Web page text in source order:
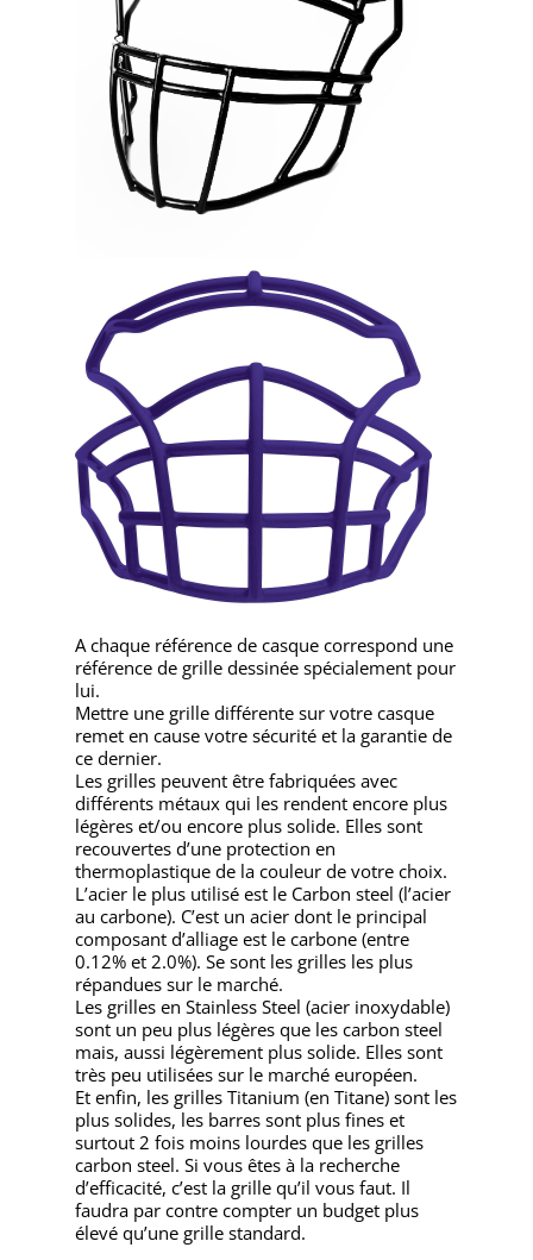
A chaque référence de casque correspond une
référence de grille dessinée spécialement pour
lui.
Mettre une grille différente sur votre casque
remet en cause votre sécurité et la garantie de
ce dernier.
Les grilles peuvent être fabriquées avec
différents métaux qui les rendent encore plus
légères et/ou encore plus solide. Elles sont
recouvertes d’une protection en
thermoplastique de la couleur de votre choix.
L’acier le plus utilisé est le Carbon steel (l’acier
au carbone). C’est un acier dont le principal
composant d’alliage est le carbone (entre
0.12% et 2.0%). Se sont les grilles les plus
répandues sur le marché.
Les grilles en Stainless Steel (acier inoxydable)
sont un peu plus légères que les carbon steel
mais, aussi légèrement plus solide. Elles sont
très peu utilisées sur le marché européen.
Et enfin, les grilles Titanium (en Titane) sont les
plus solides, les barres sont plus fines et
surtout 2 fois moins lourdes que les grilles
carbon steel. Si vous êtes à la recherche
d’efficacité, c’est la grille qu’il vous faut. Il
faudra par contre compter un budget plus
élevé qu’une grille standard.